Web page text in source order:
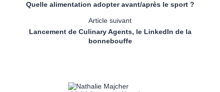
Quelle alimentation adopter avant/après le sport ?
Article suivant
Lancement de Culinary Agents, le LinkedIn de la
bonnebouffe